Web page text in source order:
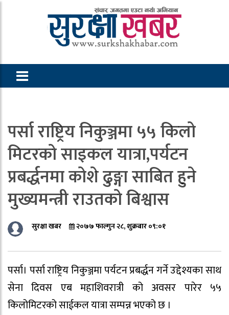
पर्सा राष्ट्रिय निकुञ्जमा ५५ किलो
मिटरको साइकल यात्रा,पर्यटन
प्रबर्द्धनमा कोशे ढुङ्गा साबित हुने
मुख्यमन्त्री राउतको बिश्वास
सुरक्षा खबर २०७७ फाल्गुन २८, शुक्रबार ०९:०१
पर्सा। पर्सा राष्ट्रिय निकुञ्जमा पर्यटन प्रबर्द्धन गर्ने उद्देश्यका साथ
सेना दिवस एब महाशिवरात्री को अवसर पारेर ५५
किलोमिटरको साईकल यात्रा सम्पन्न भएको छ ।